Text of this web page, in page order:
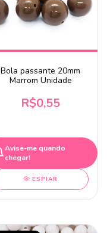
Bola passante 20mm
Marrom Unidade
R$0,55
Avise-me quando
chegar!
ESPIAR